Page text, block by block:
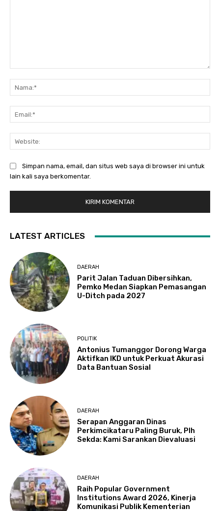
Simpan nama, email, dan situs web saya di browser ini untuk
lain kali saya berkomentar.
LATEST ARTICLES
DAERAH
Parit Jalan Taduan Dibersihkan,
Pemko Medan Siapkan Pemasangan
U-Ditch pada 2027
POLITIK
Antonius Tumanggor Dorong Warga
Aktifkan IKD untuk Perkuat Akurasi
Data Bantuan Sosial
DAERAH
Serapan Anggaran Dinas
Perkimcikataru Paling Buruk, Plh
Sekda: Kami Sarankan Dievaluasi
DAERAH
Raih Popular Government
Institutions Award 2026, Kinerja
Komunikasi Publik Kementerian